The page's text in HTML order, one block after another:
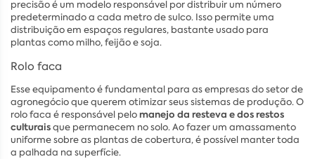
precisão é um modelo responsável por distribuir um número
predeterminado a cada metro de sulco. Isso permite uma
distribuição em espaços regulares, bastante usado para
plantas como milho, feijão e soja.
Rolo faca
Esse equipamento é fundamental para as empresas do setor de
agronegócio que querem otimizar seus sistemas de produção. O
rolo faca é responsável pelomanejo da resteva e dos restos
culturaisque permanecem no solo. Ao fazer um amassamento
uniforme sobre as plantas de cobertura, é possível manter toda
a palhada na superfície.